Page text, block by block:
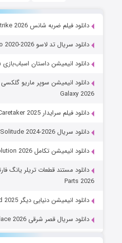
دانلود فیلم ضربه شانس Lucky Strike 2026
دانلود سریال تد لاسو Ted Lasso 2020-2026
دانلود انیمیشن داستان اسباب‌بازی ۵ Toy Story 5 (2026)
Galaxy 2026
دانلود فیلم سرایدار The Caretaker 2025
دانلود سریال One Hundred Years of Solitude 2024-2026
دانلود انیمیشن تکامل Evolution 2026
Parts 2026
دانلود انیمیشن دنیایی دیگر Another World 2025
دانلود سریال قصر شرقی The East Palace 2026